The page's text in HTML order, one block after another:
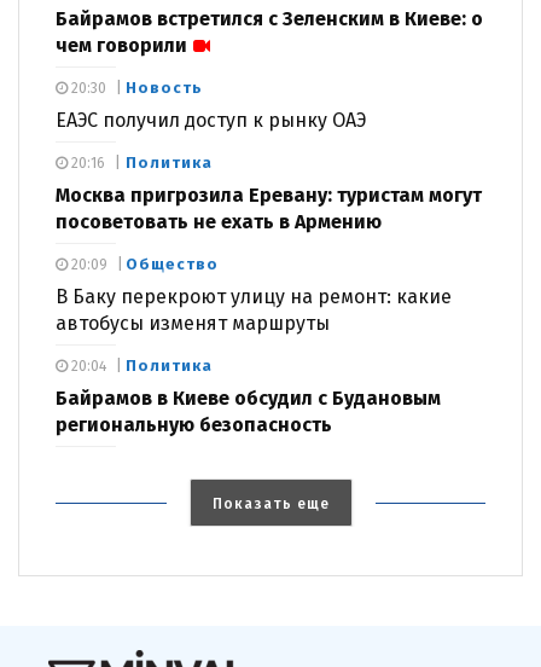
Байрамов встретился с Зеленским в Киеве: о
чем говорили
Новость
ЕАЭС получил доступ к рынку ОАЭ
20:30
Политика
Москва пригрозила Еревану: туристам могут
посоветовать не ехать в Армению
20:16
Общество
В Баку перекроют улицу на ремонт: какие
автобусы изменят маршруты
20:09
Политика
Байрамов в Киеве обсудил с Будановым
региональную безопасность
20:04
Показать еще